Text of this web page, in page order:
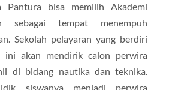
Pantura bisa memilih Akademi
sebagai tempat menempuh
Sekolah pelayaran yang berdiri
ini akan mendirik calon perwira
di bidang nautika dan teknika.
siswanya menjadi perwira